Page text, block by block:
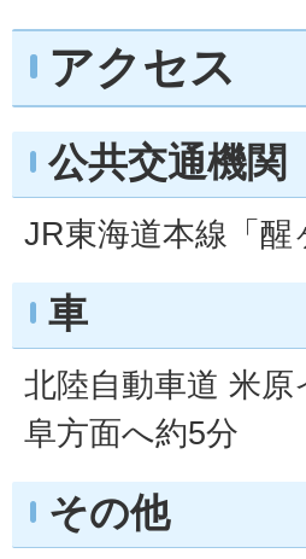
アクセス
公共交通機関
JR東海道本線「醒
車
北陸自動車道 米
阜方面へ約5分
その他